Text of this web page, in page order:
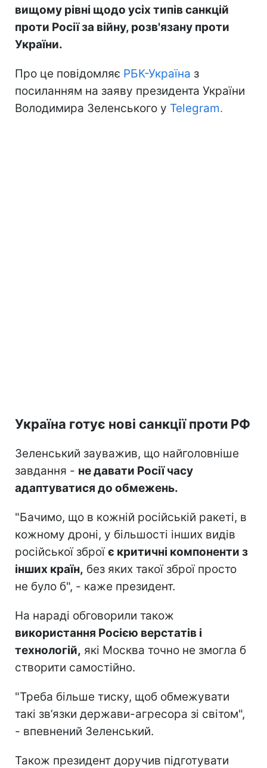
вищому рівні щодо усіх типів санкцій
проти Росії за війну, розв'язану проти
України.
Про це повідомляє РБК-Україна з
посиланням на заяву президента України
Володимира Зеленського у Telegram.
Україна готує нові санкції проти РФ
Зеленський зауважив, що найголовніше
завдання - не давати Росії часу
адаптуватися до обмежень.
"Бачимо, що в кожній російській ракеті, в
кожному дроні, у більшості інших видів
російської зброїє критичні компоненти з
інших країн, без яких такої зброї просто
не було б", - каже президент.
На нараді обговорили також
використання Росією верстатів і
технологій, які Москва точно не змогла б
створити самостійно.
"Треба більше тиску, щоб обмежувати
такі зв’язки держави-агресора зі світом",
- впевнений Зеленський.
Також президент доручив підготувати